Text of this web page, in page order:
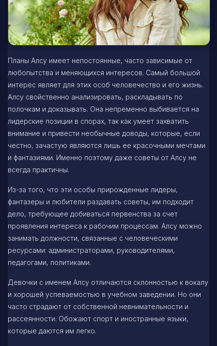
Планы Алсу имеет непостоянные, часто зависимые от
любопытства и меняющихся интересов. Самый большой
интерес являет для этих особ человечество и его жизнь.
Алсу свойственно анализировать, раскладывать по
полочкам и доказывать. Она непременно выбивается на
лидерские позиции в спорах, так как умеет захватить
внимание и привести необычные доводы, которые, если
честно, зачастую являются лишь ее красочными мечтами
и фантазиями. Именно поэтому даже советы от Алсу не
всегда практичны.
Из-за того, что эти особы прирожденные лидеры,
фантазеры и любители раздавать советы, им подходит
дело, требующее добиваться первенства за счет
проявления интереса к рабочим процессам. Алсу можно
занимать должности, связанные с человеческими
ресурсами: администраторами, руководителями,
педагогами, политиками.
Девочки с именем Алсу отличаются склонностью к вокалу
и хорошей успеваемостью в учебном заведении. Но они
часто страдают от собственной невнимательности и
рассеянности. Обожают спорт и иностранные языки,
которые даются им легко.